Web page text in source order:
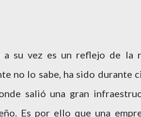
a su vez es un reflejo de la
no lo sabe, ha sido durante
salió una gran
Es por ello que una